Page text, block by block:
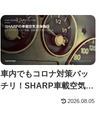
車内でもコロナ対策バッ
チリ！SHARP車載空気清
浄機を徹底レビュー2026.08.05